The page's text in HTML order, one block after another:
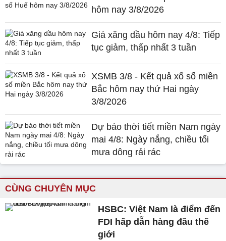
hôm nay 3/8/2026
Giá xăng dầu hôm nay 4/8: Tiếp
tục giảm, thấp nhất 3 tuần
XSMB 3/8 - Kết quả xổ số miền
Bắc hôm nay thứ Hai ngày
3/8/2026
Dự báo thời tiết miền Nam ngày
mai 4/8: Ngày nắng, chiều tối
mưa dông rải rác
CÙNG CHUYÊN MỤC
HSBC: Việt Nam là điểm đến
FDI hấp dẫn hàng đầu thế
giới